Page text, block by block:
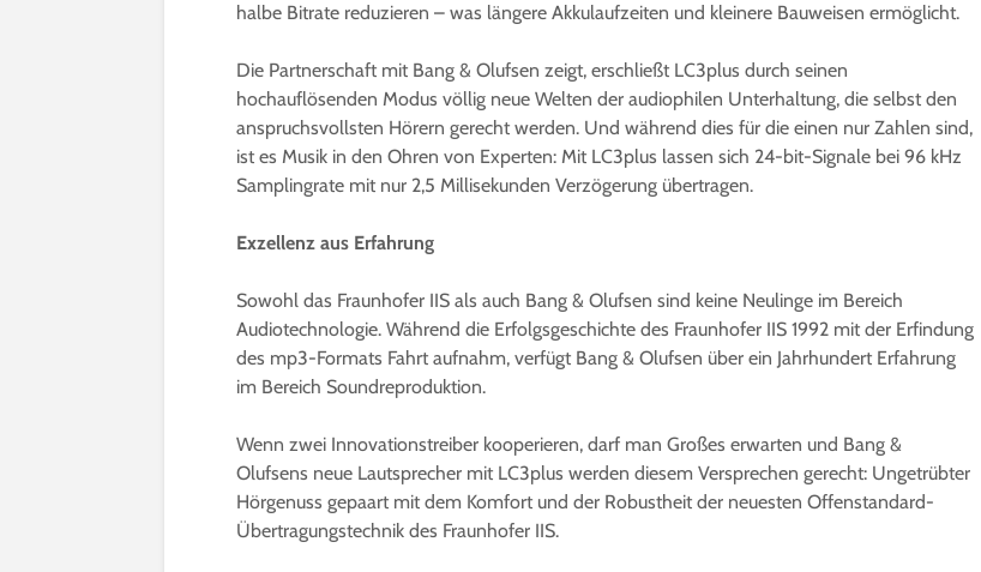
halbe Bitrate reduzieren – was längere Akkulaufzeiten und kleinere Bauweisen ermöglicht.
Die Partnerschaft mit Bang & Olufsen zeigt, erschließt LC3plus durch seinen
hochauflösenden Modus völlig neue Welten der audiophilen Unterhaltung, die selbst den
anspruchsvollsten Hörern gerecht werden. Und während dies für die einen nur Zahlen sind,
ist es Musik in den Ohren von Experten: Mit LC3plus lassen sich 24-bit-Signale bei 96 kHz
Samplingrate mit nur 2,5 Millisekunden Verzögerung übertragen.
Exzellenz aus Erfahrung
Sowohl das Fraunhofer IIS als auch Bang & Olufsen sind keine Neulinge im Bereich
Audiotechnologie. Während die Erfolgsgeschichte des Fraunhofer IIS 1992 mit der Erfindung
des mp3-Formats Fahrt aufnahm, verfügt Bang & Olufsen über ein Jahrhundert Erfahrung
im Bereich Soundreproduktion.
Wenn zwei Innovationstreiber kooperieren, darf man Großes erwarten und Bang &
Olufsens neue Lautsprecher mit LC3plus werden diesem Versprechen gerecht: Ungetrübter
Hörgenuss gepaart mit dem Komfort und der Robustheit der neuesten Offenstandard-
Übertragungstechnik des Fraunhofer IIS.